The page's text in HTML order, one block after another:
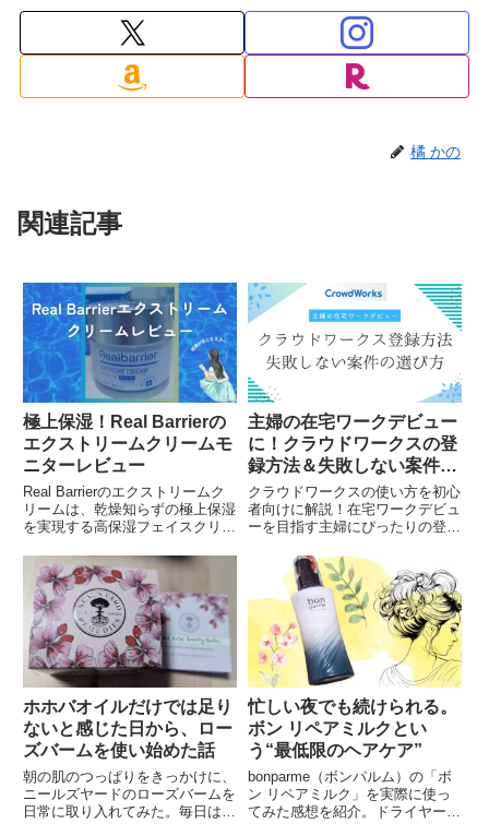
橘 かの
関連記事
極上保湿！Real Barrierの
エクストリームクリームモ
ニターレビュー
Real Barrierのエクストリームク
リームは、乾燥知らずの極上保湿
を実現する高保湿フェイスクリー
ャーで肌にしっかりと馴染み、ト
リプルセラミドが肌を守ります。
実際に使ってみた感想をレポー
ト！
主婦の在宅ワークデビュー
に！クラウドワークスの登
録方法＆失敗しない案件の
選び方
クラウドワークスの使い方を初心
者向けに解説！在宅ワークデビュ
ーを目指す主婦にぴったりの登録
方、安全な仕事を見極めるポイン
トまでを徹底解説。まずは小さな
案件から始めて、コツコツと実績
を積んでいきましょう！
ホホバオイルだけでは足り
ないと感じた日から、ロー
ズバームを使い始めた話
朝の肌のつっぱりをきっかけに、
ニールズヤードのローズバームを
日常に取り入れてみた。毎日は使
忙しい夜でも続けられる。
ボン リペアミルクとい
う“最低限のヘアケア”
bonparme（ボンパルム）の「ボ
ン リペアミルク」を実際に使っ
てみた感想を紹介。ドライヤー前